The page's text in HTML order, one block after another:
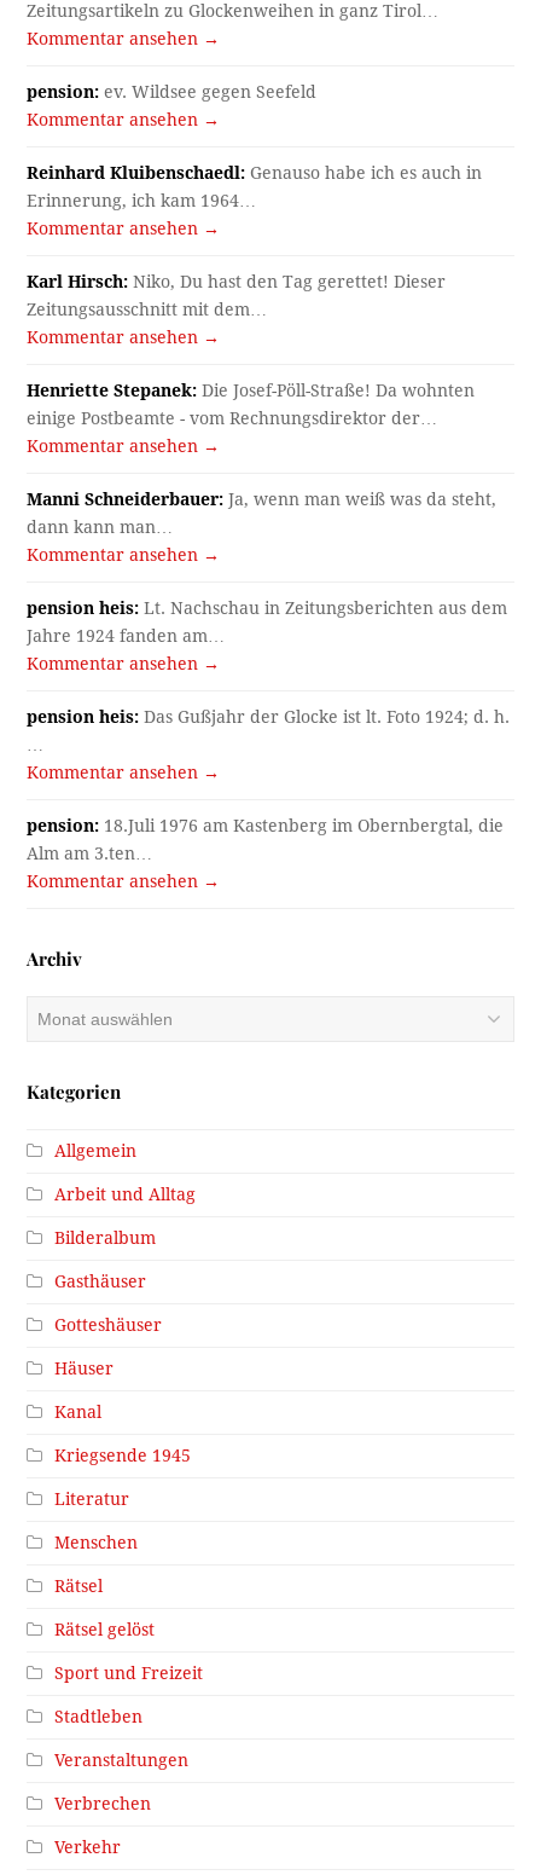
Zeitungsartikeln zu Glockenweihen in ganz Tirol…
Kommentar ansehen →
pension: ev. Wildsee gegen Seefeld
Kommentar ansehen →
Reinhard Kluibenschaedl: Genauso habe ich es auch in
Erinnerung, ich kam 1964…
Kommentar ansehen →
Karl Hirsch: Niko, Du hast den Tag gerettet! Dieser
Zeitungsausschnitt mit dem…
Kommentar ansehen →
Henriette Stepanek: Die Josef-Pöll-Straße! Da wohnten
einige Postbeamte - vom Rechnungsdirektor der…
Kommentar ansehen →
Manni Schneiderbauer: Ja, wenn man weiß was da steht,
dann kann man…
Kommentar ansehen →
pension heis: Lt. Nachschau in Zeitungsberichten aus dem
Jahre 1924 fanden am…
Kommentar ansehen →
pension heis: Das Gußjahr der Glocke ist lt. Foto 1924; d. h.
Kommentar ansehen →
pension: 18.Juli 1976 am Kastenberg im Obernbergtal, die
Alm am 3.ten…
Kommentar ansehen →
Archiv
Kategorien
Allgemein
Arbeit und Alltag
Bilderalbum
Gasthäuser
Gotteshäuser
Häuser
Kanal
Kriegsende 1945
Literatur
Menschen
Rätsel
Rätsel gelöst
Sport und Freizeit
Stadtleben
Veranstaltungen
Verbrechen
Verkehr